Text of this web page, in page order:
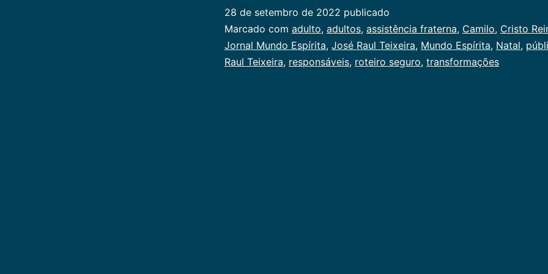
28 de setembro de 2022 publicado
Categorizado
como
Publicogeral
Marcado com adulto, adultos, assistência fraterna, Camilo, Cristo
Jornal Mundo Espírita, José Raul Teixeira, Mundo Espírita, Natal,
Raul Teixeira, responsáveis, roteiro seguro, transformações